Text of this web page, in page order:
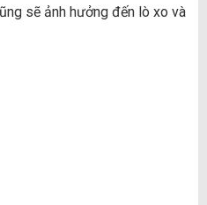
sẽ ảnh hưởng đến lò xo và